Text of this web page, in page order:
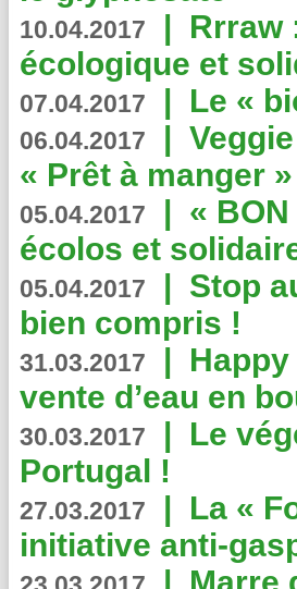
10.04.2017 | Rrraw
écologique et
07.04.2017 | Le «
06.04.2017 |
« Prêt à manger
05.04.2017 | «
écolos et
05.04.2017 | Stop
bien compris !
31.03.2017 |
vente d’eau en
30.03.2017 | Le
Portugal !
27.03.2017 | La «
initiative anti-